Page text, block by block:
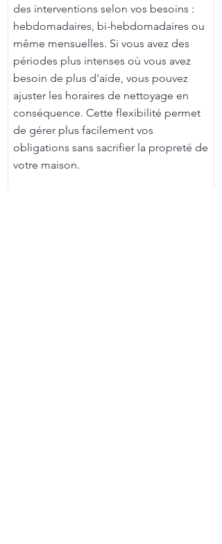
des interventions selon vos besoins :
hebdomadaires, bi-hebdomadaires ou
même mensuelles. Si vous avez des
périodes plus intenses où vous avez
besoin de plus d'aide, vous pouvez
ajuster les horaires de nettoyage en
conséquence. Cette flexibilité permet
de gérer plus facilement vos
obligations sans sacrifier la propreté de
votre maison.